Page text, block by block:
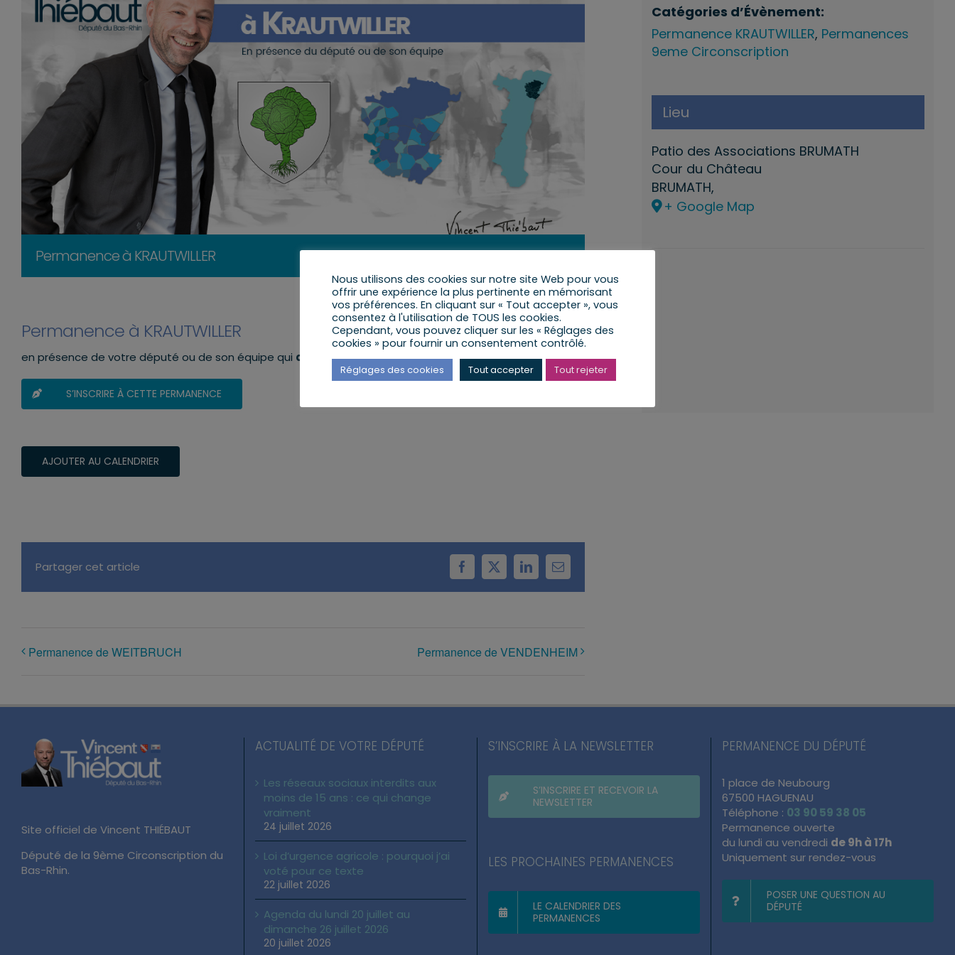
Permanence à KRAUTWILLER
Permanence à KRAUTWILLER
en présence de votre député ou de son équipe qui aura lieu à la Mairie de Krautwiller
S’INSCRIRE À CETTE PERMANENCE
AJOUTER AU CALENDRIER
Partager cet article Facebook
X LinkedInEmail
Permanence de WEITBRUCH Permanence de VENDENHEIM
Catégories d’Évènement:
Permanence KRAUTWILLER, Permanences
9eme Circonscription
Lieu
Patio des Associations BRUMATH
Cour du Château
BRUMATH,
+ Google Map
Site officiel de Vincent THIÉBAUT
Député de la 9ème Circonscription du
Bas-Rhin.
ACTUALITÉ DE VOTRE DÉPUTÉ
Les réseaux sociaux interdits aux
moins de 15 ans : ce qui change
vraiment
24 juillet 2026
Loi d’urgence agricole : pourquoi j’ai
voté pour ce texte
22 juillet 2026
Agenda du lundi 20 juillet au
dimanche 26 juillet 2026
20 juillet 2026
S’INSCRIRE À LA NEWSLETTER
S’INSCRIRE ET RECEVOIR LA
NEWSLETTER
LES PROCHAINES PERMANENCES
LE CALENDRIER DES
PERMANENCES
PERMANENCE DU DÉPUTÉ
1 place de Neubourg
67500 HAGUENAU
Téléphone : 03 90 59 38 05
Permanence ouverte
du lundi au vendredi de 9h à 17h
Uniquement sur rendez-vous
POSER UNE QUESTION AU
DÉPUTÉ
Nous utilisons des cookies sur notre site Web pour vous
offrir une expérience la plus pertinente en mémorisant
vos préférences. En cliquant sur « Tout accepter », vous
consentez à l'utilisation de TOUS les cookies.
Cependant, vous pouvez cliquer sur les « Réglages des
cookies » pour fournir un consentement contrôlé.
Réglages des cookies Tout accepter Tout rejeter